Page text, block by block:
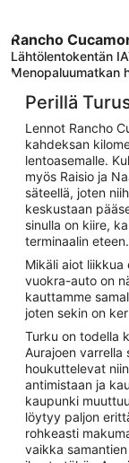
Rancho
Lähtölentokentän
Menopaluumatkan
Perillä
Lennot Rancho
kahdeksan
lentoasemalle.
myös Raisio ja
säteellä, joten
keskustaan
sinulla on kiire,
terminaalin eteen.
Mikäli aiot liikkua
vuokra-auto on
kauttamme
joten sekin on
Turku on todella
Aurajoen
houkuttelevat
antimistaan ja
kaupunki
löytyy paljon
rohkeasti
vaikka